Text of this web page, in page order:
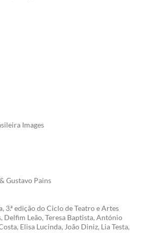
Images
Gustavo Pains
3.ª edição do Ciclo de Teatro e Artes
Delfim Leão, Teresa Baptista, António
Elisa Lucinda, João Diniz, Lia Testa,